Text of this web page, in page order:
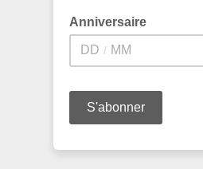
Anniversaire
/